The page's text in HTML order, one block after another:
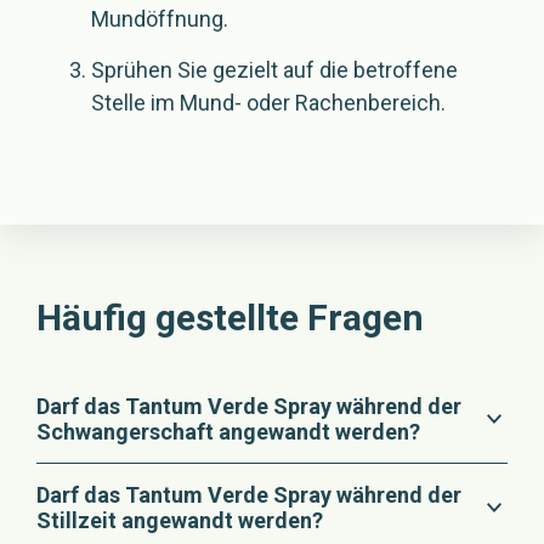
Mundöffnung.
Sprühen Sie gezielt auf die betroffene
Stelle im Mund- oder Rachenbereich.
Häufig gestellte Fragen
Darf das Tantum Verde Spray während der
Schwangerschaft angewandt werden?
Das Tantum Verde Spray sollte nur nach
vorheriger Absprache mit Ihrem Arzt oder Ihrer
Darf das Tantum Verde Spray während der
Stillzeit angewandt werden?